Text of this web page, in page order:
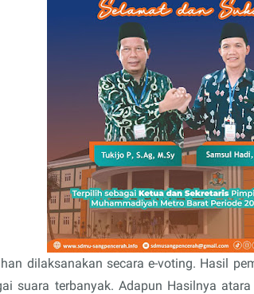
dilaksanakan secara e-voting. Hasil
suara terbanyak. Adapun Hasilnya